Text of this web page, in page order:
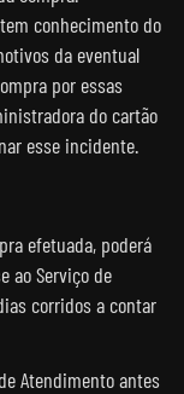
tem conhecimento do
da eventual
por essas
do cartão
esse incidente.
efetuada, poderá
ao Serviço de
corridos a contar
Atendimento antes